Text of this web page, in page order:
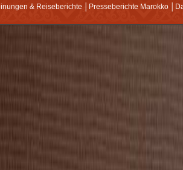
& Reiseberichte Presseberichte Marokko